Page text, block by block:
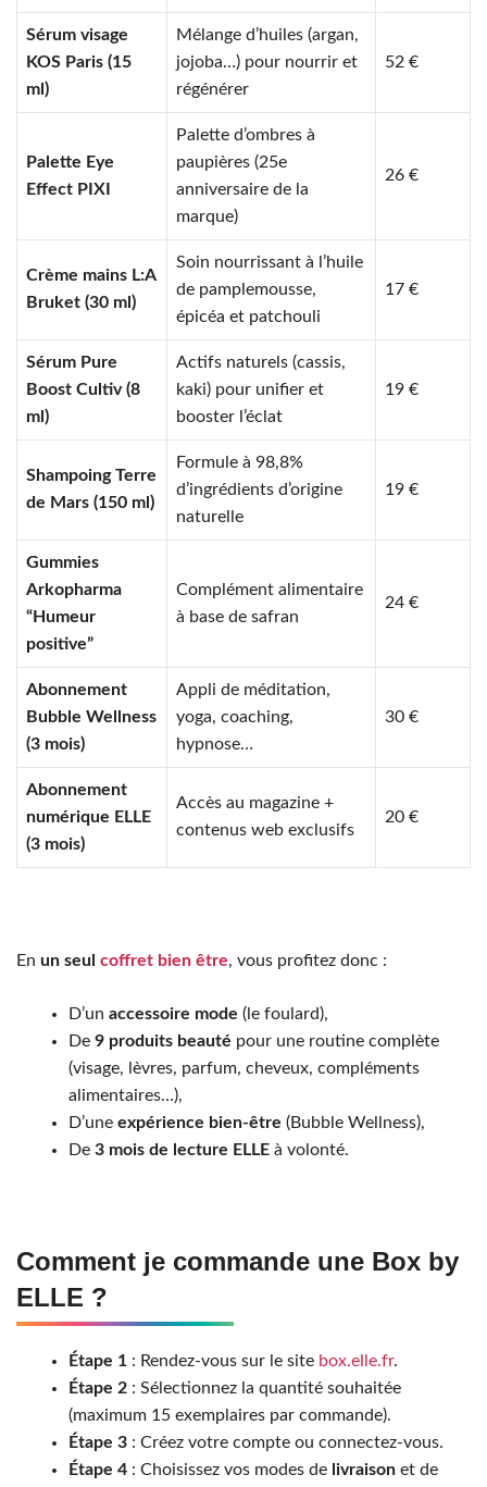
Sérum visage
KOS Paris (15
ml)
Mélange d’huiles (argan,
jojoba…) pour nourrir et
régénérer
52 €
Palette Eye
Effect PIXI
Palette d’ombres à
paupières (25e
anniversaire de la
marque)
26 €
Crème mains L:A
Bruket (30 ml)
Soin nourrissant à l’huile
de pamplemousse,
épicéa et patchouli
17 €
Sérum Pure
Boost Cultiv (8
ml)
Actifs naturels (cassis,
kaki) pour unifier et
booster l’éclat
19 €
Shampoing Terre
de Mars (150 ml)
Formule à 98,8%
d’ingrédients d’origine
naturelle
19 €
Gummies
Arkopharma
“Humeur
positive”
Complément alimentaire
à base de safran
24 €
Abonnement
Bubble Wellness
(3 mois)
Appli de méditation,
yoga, coaching,
hypnose…
30 €
Abonnement
numérique ELLE
(3 mois)
Accès au magazine +
contenus web exclusifs
20 €
En un seul coffret bien être, vous profitez donc :
D’un accessoire mode (le foulard),
De 9 produits beauté pour une routine complète
(visage, lèvres, parfum, cheveux, compléments
alimentaires…),
D’une expérience bien-être (Bubble Wellness),
De 3 mois de lecture ELLE à volonté.
Comment je commande une Box by
ELLE ?
Étape 1 : Rendez-vous sur le site box.elle.fr.
Étape 2 : Sélectionnez la quantité souhaitée
(maximum 15 exemplaires par commande).
Étape 3 : Créez votre compte ou connectez-vous.
Étape 4 : Choisissez vos modes de livraison et de